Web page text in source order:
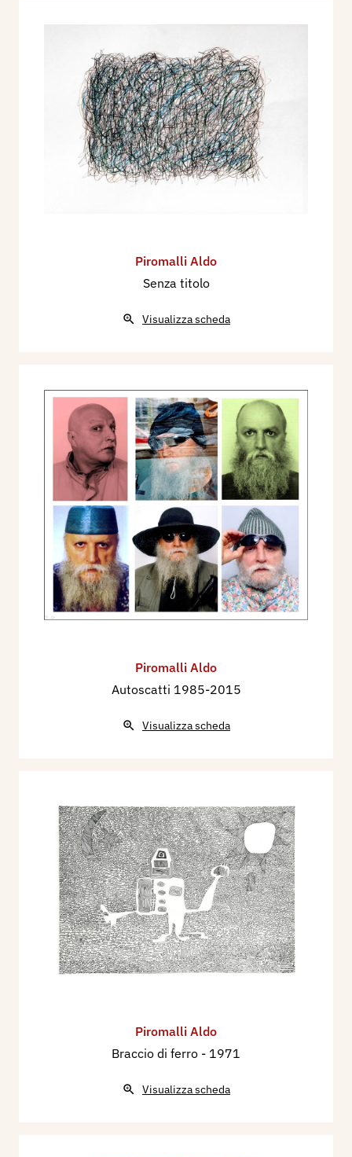
Piromalli Aldo
Senza titolo
Visualizza scheda
Piromalli Aldo
Autoscatti 1985-2015
Visualizza scheda
Piromalli Aldo
Braccio di ferro - 1971
Visualizza scheda